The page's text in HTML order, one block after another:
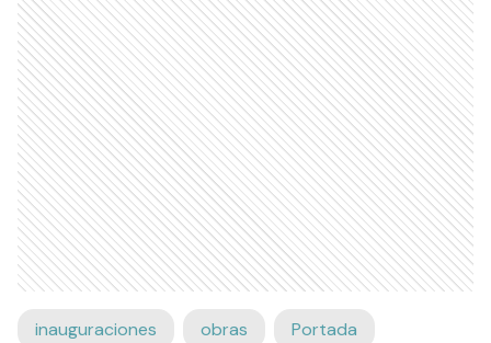
inauguraciones obras Portada